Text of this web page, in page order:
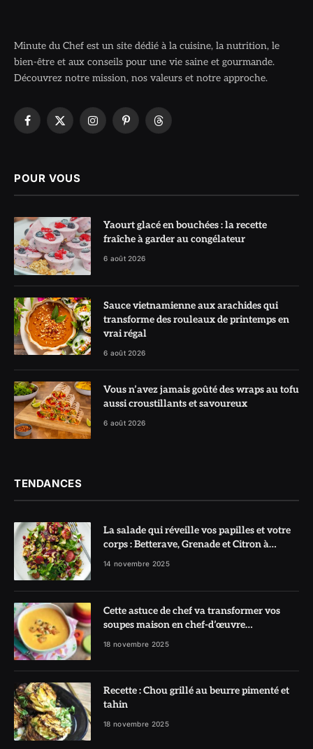
Minute du Chef est un site dédié à la cuisine, la nutrition, le
bien-être et aux conseils pour une vie saine et gourmande.
Découvrez notre mission, nos valeurs et notre approche.
Facebook
X
InstagramPinterestThreads
POUR VOUS
Yaourt glacé en bouchées : la recette
fraîche à garder au congélateur
6 août 2026
Sauce vietnamienne aux arachides qui
transforme des rouleaux de printemps en
vrai régal
6 août 2026
Vous n’avez jamais goûté des wraps au tofu
aussi croustillants et savoureux
6 août 2026
TENDANCES
La salade qui réveille vos papilles et votre
corps : Betterave, Grenade et Citron à
l’honneur
14 novembre 2025
Cette astuce de chef va transformer vos
soupes maison en chef-d’œuvre
réconfortant
18 novembre 2025
Recette : Chou grillé au beurre pimenté et
tahin
18 novembre 2025